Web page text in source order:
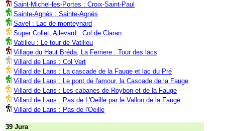
Saint-Michel-les-Portes : Croix-Saint-Paul
Sainte-Agnés : Sainte-Agnés
Savel : Lac de monteynard
Super Collet, Allevard : Col de Claran
Vatilieu : Le tour de Vatilieu
Village du Haut Bréda, La Ferriere : Tour des lacs
Villard de Lans : Col Vert
Villard de Lans : La cascade de la Fauge et lac du Pré
Villard de Lans : Le pont de l'amour, la Cascade de la Fauge
Villard de Lans : Les cabanes de Roybon et de la Fauge
Villard de Lans : Pas de L'Oeille par le Vallon de la Fauge
Villard de Lans : Pas de l'Oeille
39 Jura